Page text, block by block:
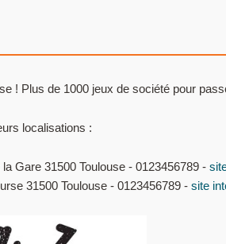
! Plus de 1000 jeux de société pour
localisations :
Gare 31500 Toulouse - 0123456789 -
31500 Toulouse - 0123456789 - site